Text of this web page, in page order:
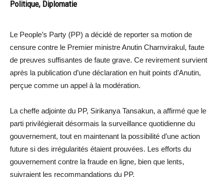
Politique, Diplomatie
Le People’s Party (PP) a décidé de reporter sa motion de
censure contre le Premier ministre Anutin Charnvirakul, faute
de preuves suffisantes de faute grave. Ce revirement survient
après la publication d’une déclaration en huit points d’Anutin,
perçue comme un appel à la modération.
La cheffe adjointe du PP, Sirikanya Tansakun, a affirmé que le
parti privilégierait désormais la surveillance quotidienne du
gouvernement, tout en maintenant la possibilité d’une action
future si des irrégularités étaient prouvées. Les efforts du
gouvernement contre la fraude en ligne, bien que lents,
suivraient les recommandations du PP.